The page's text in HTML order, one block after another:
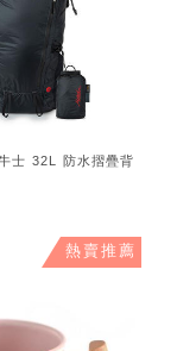
士 32L 防水摺疊背
熱賣推薦